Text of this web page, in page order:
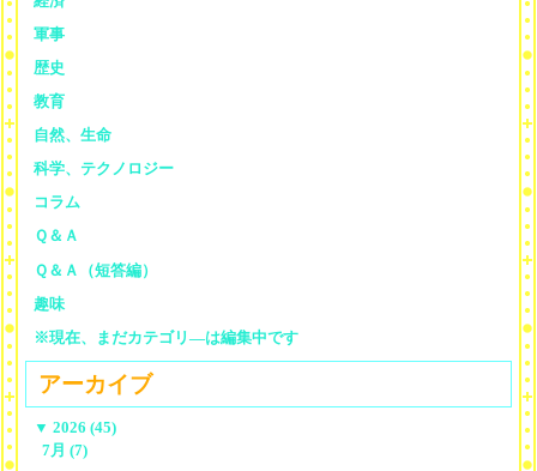
軍事
歴史
教育
自然、生命
科学、テクノロジー
コラム
Ｑ＆Ａ
Ｑ＆Ａ（短答編）
趣味
※現在、まだカテゴリ—は編集中です
アーカイブ
▼ 2026 (45)
7月 (7)